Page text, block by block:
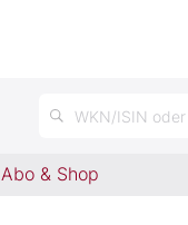
WKN/ISIN
Abo & Shop